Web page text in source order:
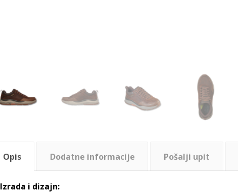
Opis Dodatne informacije Pošalji upit
Izrada i dizajn: